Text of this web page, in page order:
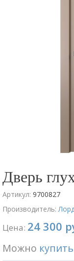
Дверь
Артикул: 9700827
Производитель:
Цена: 24 300
Можно